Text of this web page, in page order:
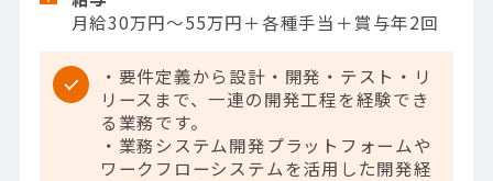
月給30万円～55万円＋各種手当＋賞与年2回
・要件定義から設計・開発・テスト・リ
リースまで、一連の開発工程を経験でき
る業務です。
・業務システム開発プラットフォームや
ワークフローシステムを活用した開発経